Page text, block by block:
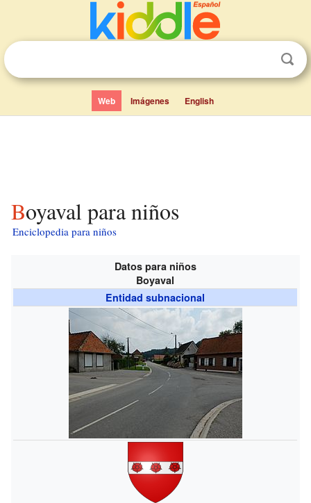
Web Imágenes English
Boyaval para niños
Enciclopedia para niños
Datos para niños
Boyaval
Entidad subnacional